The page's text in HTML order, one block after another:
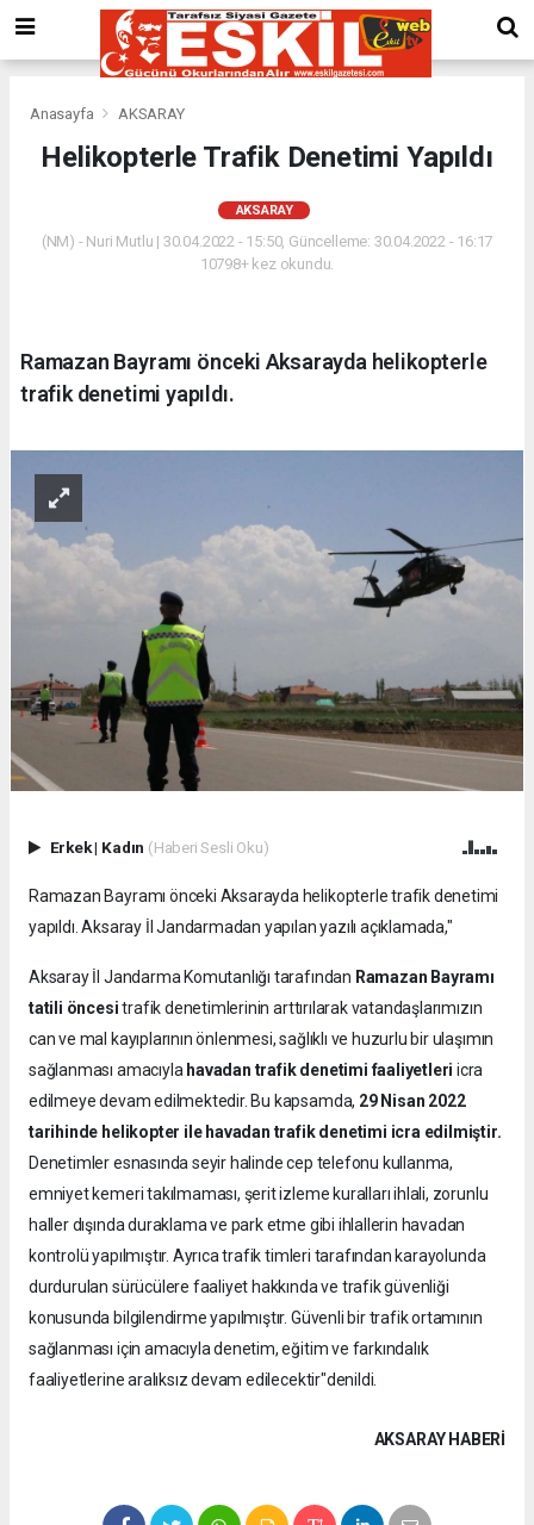
Anasayfa AKSARAY
Helikopterle Trafik Denetimi Yapıldı
AKSARAY
(NM) - Nuri Mutlu | 30.04.2022 - 15:50, Güncelleme: 30.04.2022 - 16:17
10798+ kez okundu.
Ramazan Bayramı önceki Aksarayda helikopterle
trafik denetimi yapıldı.
Erkek| Kadın (Haberi Sesli Oku)
Ramazan Bayramı önceki Aksarayda helikopterle trafik denetimi
yapıldı. Aksaray İl Jandarmadan yapılan yazılı açıklamada,"
Aksaray İl Jandarma Komutanlığı tarafından Ramazan Bayramı
tatili öncesitrafik denetimlerinin arttırılarak vatandaşlarımızın
can ve mal kayıplarının önlenmesi, sağlıklı ve huzurlu bir ulaşımın
sağlanması amacıyla havadan trafik denetimi faaliyetleri icra
edilmeye devam edilmektedir. Bu kapsamda, 29 Nisan 2022
tarihinde helikopter ile havadan trafik denetimi icra edilmiştir.
Denetimler esnasında seyir halinde cep telefonu kullanma,
emniyet kemeri takılmaması, şerit izleme kuralları ihlali, zorunlu
haller dışında duraklama ve park etme gibi ihlallerin havadan
kontrolü yapılmıştır. Ayrıca trafik timleri tarafından karayolunda
durdurulan sürücülere faaliyet hakkında ve trafik güvenliği
konusunda bilgilendirme yapılmıştır. Güvenli bir trafik ortamının
sağlanması için amacıyla denetim, eğitim ve farkındalık
faaliyetlerine aralıksız devam edilecektir"denildi.
AKSARAY HABERİ